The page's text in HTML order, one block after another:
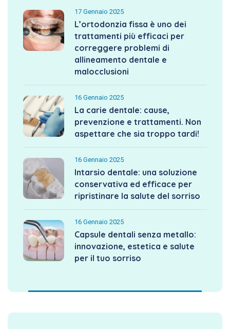
17 Gennaio 2025
L’ortodonzia fissa è uno dei
trattamenti più efficaci per
correggere problemi di
allineamento dentale e
malocclusioni
16 Gennaio 2025
La carie dentale: cause,
prevenzione e trattamenti. Non
aspettare che sia troppo tardi!
16 Gennaio 2025
Intarsio dentale: una soluzione
conservativa ed efficace per
ripristinare la salute del sorriso
16 Gennaio 2025
Capsule dentali senza metallo:
innovazione, estetica e salute
per il tuo sorriso